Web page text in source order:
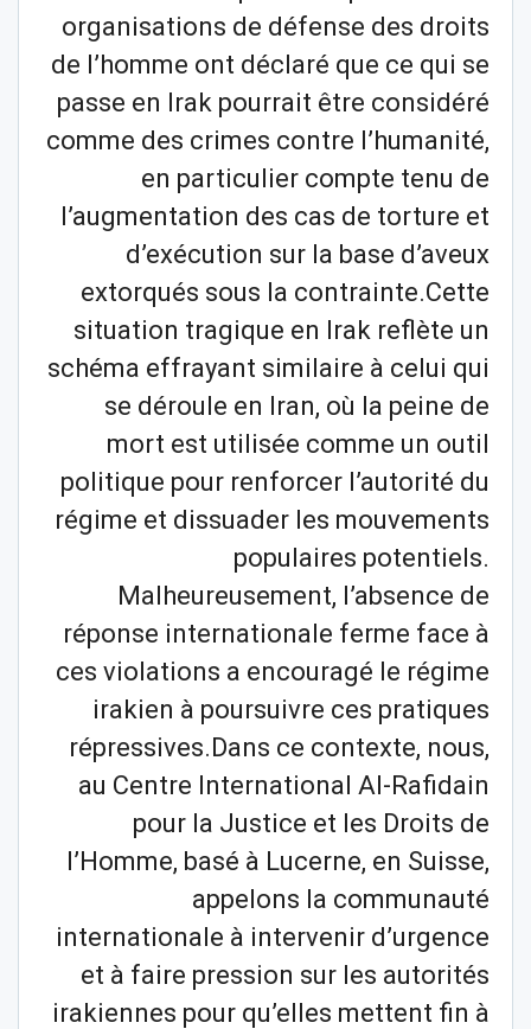
organisations de défense des droits
de l’homme ont déclaré que ce qui se
passe en Irak pourrait être considéré
comme des crimes contre l’humanité,
en particulier compte tenu de
l’augmentation des cas de torture et
d’exécution sur la base d’aveux
extorqués sous la contrainte.Cette
situation tragique en Irak reflète un
schéma effrayant similaire à celui qui
se déroule en Iran, où la peine de
mort est utilisée comme un outil
politique pour renforcer l’autorité du
régime et dissuader les mouvements
populaires potentiels.
Malheureusement, l’absence de
réponse internationale ferme face à
ces violations a encouragé le régime
irakien à poursuivre ces pratiques
répressives.Dans ce contexte, nous,
au Centre International Al-Rafidain
pour la Justice et les Droits de
l’Homme, basé à Lucerne, en Suisse,
appelons la communauté
internationale à intervenir d’urgence
et à faire pression sur les autorités
irakiennes pour qu’elles mettent fin à